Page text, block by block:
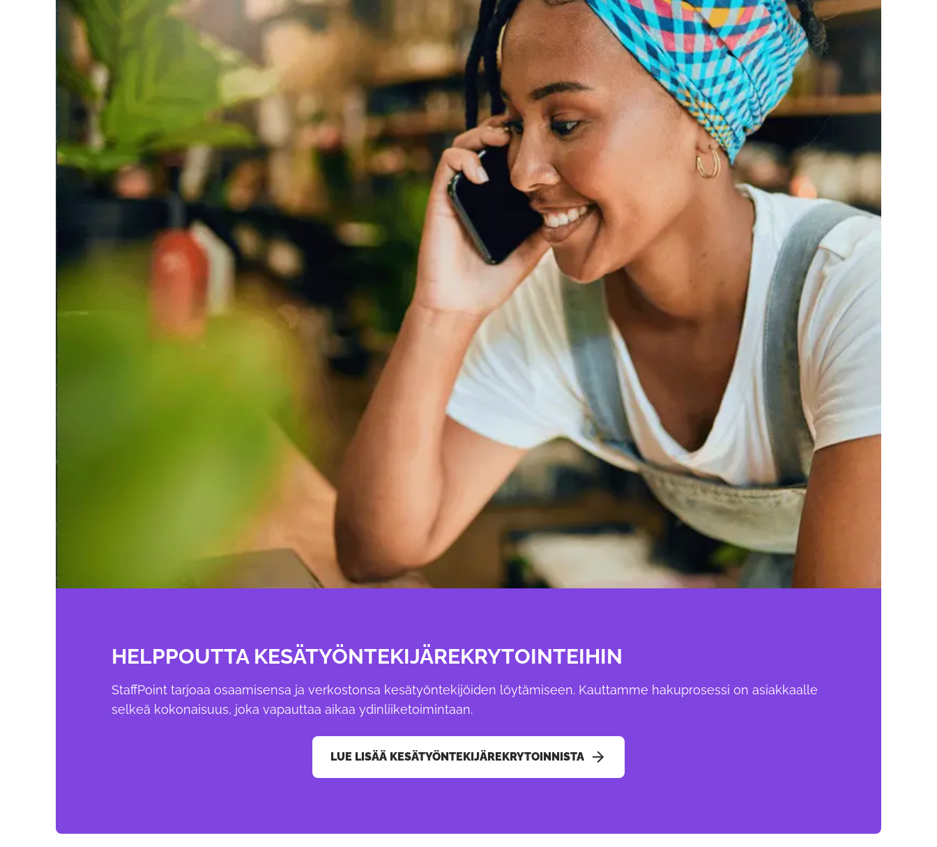
HELPPOUTTA KESÄTYÖNTEKIJÄREKRYTOINTEIHIN
StaffPoint tarjoaa osaamisensa ja verkostonsa kesätyöntekijöiden löytämiseen. Kauttamme hakuprosessi on asiakkaalle
selkeä kokonaisuus, joka vapauttaa aikaa ydinliiketoimintaan.
LUE LISÄÄ KESÄTYÖNTEKIJÄREKRYTOINNISTA